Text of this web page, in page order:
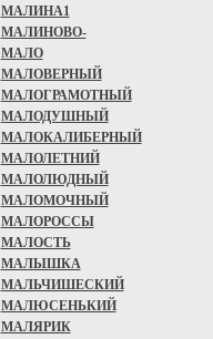
МАЛИНА1
МАЛИНОВО-
МАЛО
МАЛОВЕРНЫЙ
МАЛОГРАМОТНЫЙ
МАЛОДУШНЫЙ
МАЛОКАЛИБЕРНЫЙ
МАЛОЛЕТНИЙ
МАЛОЛЮДНЫЙ
МАЛОМОЧНЫЙ
МАЛОРОССЫ
МАЛОСТЬ
МАЛЫШКА
МАЛЬЧИШЕСКИЙ
МАЛЮСЕНЬКИЙ
МАЛЯРИК